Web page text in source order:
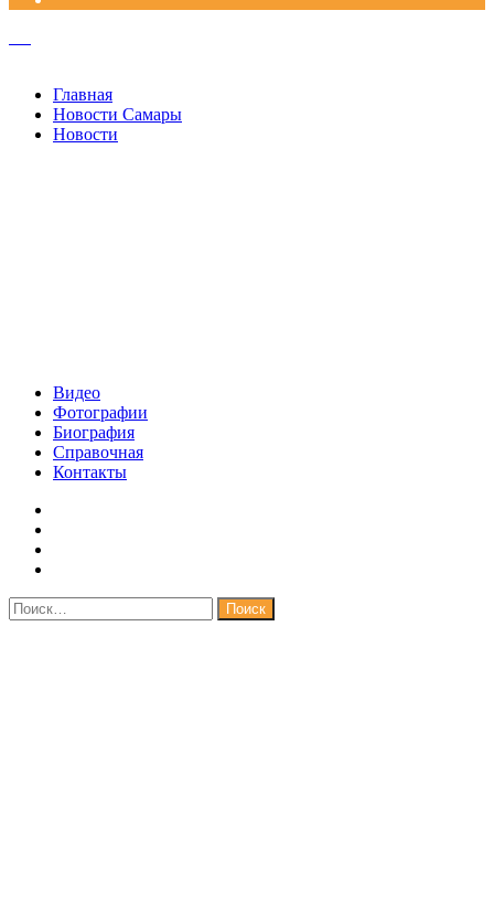
ЗакрытьГлавная
Новости Самары
Новости
Видео
Фотографии
Биография
Справочная
Контакты
Найти: